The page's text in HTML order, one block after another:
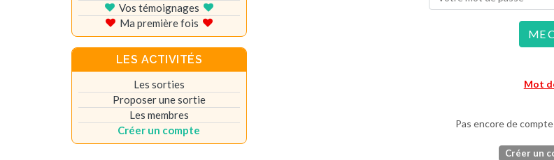
ME
Mot
Pas encore de compte
Créer un
Vos témoignages
Ma première fois
LES ACTIVITÉS
Les sorties
Proposer une sortie
Les membres
Créer un compte